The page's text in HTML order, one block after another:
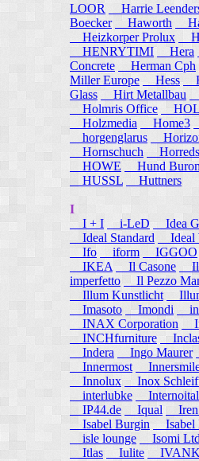
LOOR
Harrie
Boecker
Haworth
Heizkorper Prolux
HENRYTIMI
Hera
Concrete
Herman Cph
Miller Europe
Hess
Glass
Hirt Metallbau
Holmris Office
Holzmedia
Home3
horgenglarus
Hornschuch
Horreds
HOWE
Hund
HUSSL
Huttners
I
I + I
i-LeD Idea
Ideal Standard
Ideal
Ifo
iform IGGOO
IKEA
Il Casone Il
imperfetto
Il Pezzo
Illum Kunstlicht
Imasoto
Imondi
INAX Corporation
INCHfurniture
Indera
Ingo Maurer
Innermost
Innolux
Inox
interlubke
IP44.de
Iqual Iren
Isabel Burgin
Isabel
isle lounge
Isomi Ltd
Itlas
Iulite